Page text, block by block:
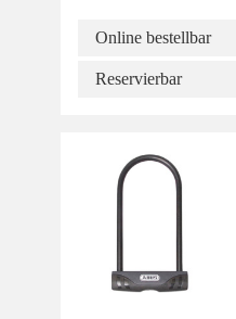
Online bestellbar
Reservierbar